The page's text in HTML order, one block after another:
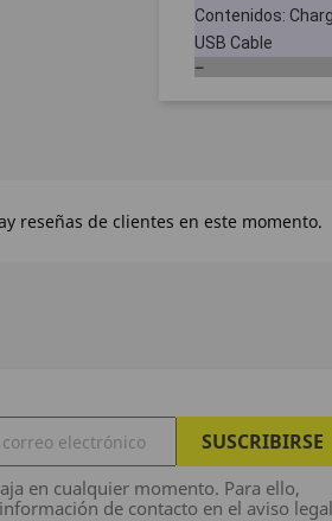
Contenidos:
USB Cable
reseñas de clientes en este momento.
en cualquier momento. Para ello,
de contacto en el aviso